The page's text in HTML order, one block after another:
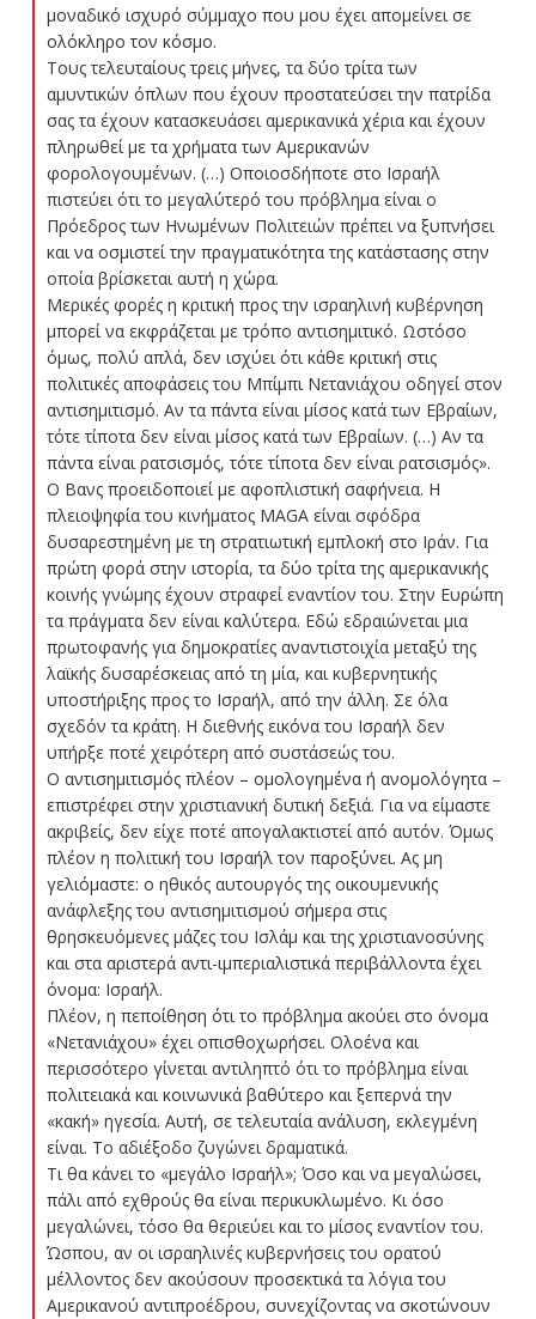
μοναδικό ισχυρό σύμμαχο που μου έχει απομείνει σε
ολόκληρο τον κόσμο.
Τους τελευταίους τρεις μήνες, τα δύο τρίτα των
αμυντικών όπλων που έχουν προστατεύσει την πατρίδα
σας τα έχουν κατασκευάσει αμερικανικά χέρια και έχουν
πληρωθεί με τα χρήματα των Αμερικανών
φορολογουμένων. (…) Oποιοσδήποτε στο Ισραήλ
πιστεύει ότι το μεγαλύτερό του πρόβλημα είναι ο
Πρόεδρος των Ηνωμένων Πολιτειών πρέπει να ξυπνήσει
και να οσμιστεί την πραγματικότητα της κατάστασης στην
οποία βρίσκεται αυτή η χώρα.
Μερικές φορές η κριτική προς την ισραηλινή κυβέρνηση
μπορεί να εκφράζεται με τρόπο αντισημιτικό. Ωστόσο
όμως, πολύ απλά, δεν ισχύει ότι κάθε κριτική στις
πολιτικές αποφάσεις του Μπίμπι Νετανιάχου οδηγεί στον
αντισημιτισμό. Αν τα πάντα είναι μίσος κατά των Εβραίων,
τότε τίποτα δεν είναι μίσος κατά των Εβραίων. (…) Αν τα
πάντα είναι ρατσισμός, τότε τίποτα δεν είναι ρατσισμός».
O Βανς προειδοποιεί με αφοπλιστική σαφήνεια. Η
πλειοψηφία του κινήματος MAGA είναι σφόδρα
δυσαρεστημένη με τη στρατιωτική εμπλοκή στο Ιράν. Για
πρώτη φορά στην ιστορία, τα δύο τρίτα της αμερικανικής
κοινής γνώμης έχουν στραφεί εναντίον του. Στην Ευρώπη
τα πράγματα δεν είναι καλύτερα. Εδώ εδραιώνεται μια
πρωτοφανής για δημοκρατίες αναντιστοιχία μεταξύ της
λαϊκής δυσαρέσκειας από τη μία, και κυβερνητικής
υποστήριξης προς το Ισραήλ, από την άλλη. Σε όλα
σχεδόν τα κράτη. Η διεθνής εικόνα του Ισραήλ δεν
υπήρξε ποτέ χειρότερη από συστάσεώς του.
Ο αντισημιτισμός πλέον – ομολογημένα ή ανομολόγητα –
επιστρέφει στην χριστιανική δυτική δεξιά. Για να είμαστε
ακριβείς, δεν είχε ποτέ απογαλακτιστεί από αυτόν. Όμως
πλέον η πολιτική του Ισραήλ τον παροξύνει. Ας μη
γελιόμαστε: ο ηθικός αυτουργός της οικουμενικής
ανάφλεξης του αντισημιτισμού σήμερα στις
θρησκευόμενες μάζες του Ισλάμ και της χριστιανοσύνης
και στα αριστερά αντι-ιμπεριαλιστικά περιβάλλοντα έχει
όνομα: Ισραήλ.
Πλέον, η πεποίθηση ότι το πρόβλημα ακούει στο όνομα
«Νετανιάχου» έχει οπισθοχωρήσει. Ολοένα και
περισσότερο γίνεται αντιληπτό ότι το πρόβλημα είναι
πολιτειακά και κοινωνικά βαθύτερο και ξεπερνά την
«κακή» ηγεσία. Αυτή, σε τελευταία ανάλυση, εκλεγμένη
είναι. Το αδιέξοδο ζυγώνει δραματικά.
Τι θα κάνει το «μεγάλο Ισραήλ»; Όσο και να μεγαλώσει,
πάλι από εχθρούς θα είναι περικυκλωμένο. Κι όσο
μεγαλώνει, τόσο θα θεριεύει και το μίσος εναντίον του.
Ώσπου, αν οι ισραηλινές κυβερνήσεις του ορατού
μέλλοντος δεν ακούσουν προσεκτικά τα λόγια του
Αμερικανού αντιπροέδρου, συνεχίζοντας να σκοτώνουν